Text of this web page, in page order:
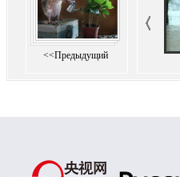
<<Предыдущий